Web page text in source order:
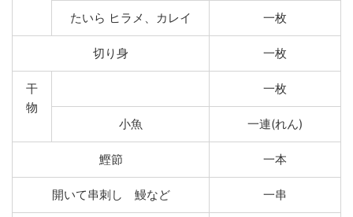
たいら ヒラメ、カレイ 一枚
切り身 一枚
干
物
一枚
小魚 一連(れん)
鰹節 一本
開いて串刺し 鰻など 一串